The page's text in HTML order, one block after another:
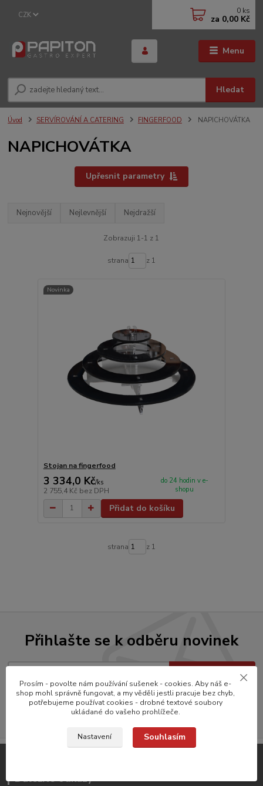
Menu
CZK
Hledat
0 ks
za 0,00 Kč
Úvod SERVÍROVÁNÍ A CATERING FINGERFOOD NAPICHOVÁTKA
NAPICHOVÁTKA
Upřesnit parametry
Nejnovější Nejlevnější Nejdražší
Zobrazuji 1-1 z 1
strana z 1
Novinka
Stojan na fingerfood
3 334,0 Kč/ks
2 755,4 Kč bez DPH
do 24 hodin v e-
shopu
Přidat do košíku
strana z 1
Přihlašte se k odběru novinek
Souhlasím se zpracováním osobních údajů za účelem rozesílky newsletteru.
Můžete se kdykoli odhlásit.
Důležité odkazy
Prosím - povolte nám používání sušenek - cookies. Aby náš e-
shop mohl správně fungovat, a my věděli jestli pracuje bez chyb,
potřebujeme používat cookies - drobné textové soubory
ukládané do vašeho prohlížeče.
Nastavení Souhlasím